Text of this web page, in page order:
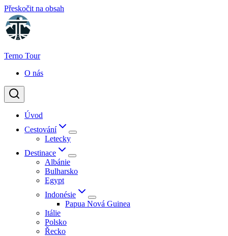
Přeskočit na obsah
Terno Tour
O nás
Úvod
Cestování
Letecky
Destinace
Albánie
Bulharsko
Egypt
Indonésie
Papua Nová Guinea
Itálie
Polsko
Řecko